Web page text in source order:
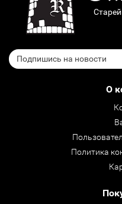
О
Политика